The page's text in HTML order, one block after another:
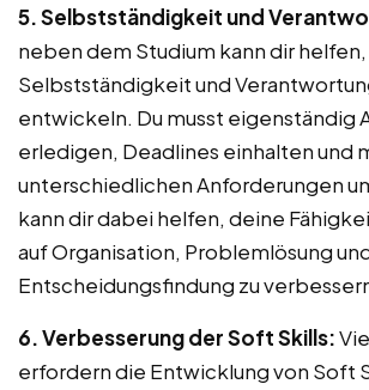
5. Selbstständigkeit und
neben dem Studium kann dir helfen,
Selbstständigkeit und
entwickeln. Du musst eigenständig
erledigen, Deadlines einhalten und
unterschiedlichen Anforderungen
kann dir dabei helfen, deine
auf Organisation, Problemlösung
Entscheidungsfindung zu
6. Verbesserung der Soft Skills:
erfordern die Entwicklung von Soft